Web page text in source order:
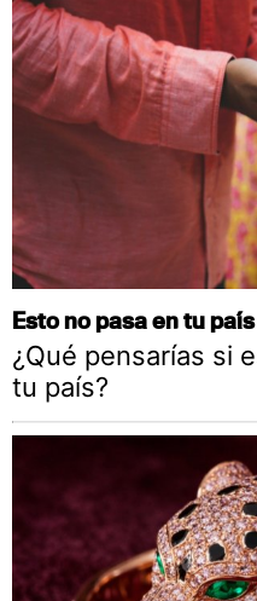
Esto no pasa en tu país
¿Qué pensarías si
tu país?